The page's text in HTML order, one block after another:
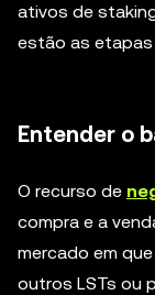
ativos de
estão as etapas
Entender o
O recurso de
compra e a
mercado em
outros LSTs ou